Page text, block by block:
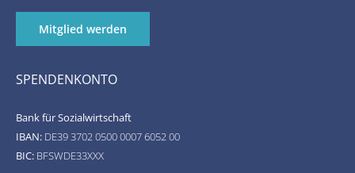
Mitglied werden
SPENDENKONTO
Bank für Sozialwirtschaft
IBAN:DE39 3702 0500 0007 6052 00
BIC: BFSWDE33XXX